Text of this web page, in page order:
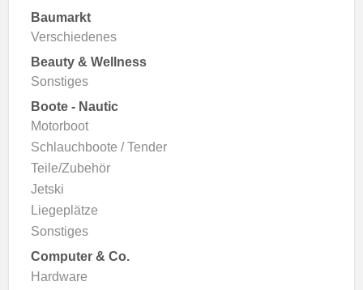
Baumarkt
Verschiedenes
Beauty & Wellness
Sonstiges
Boote - Nautic
Motorboot
Schlauchboote / Tender
Teile/Zubehör
Jetski
Liegeplätze
Sonstiges
Computer & Co.
Hardware